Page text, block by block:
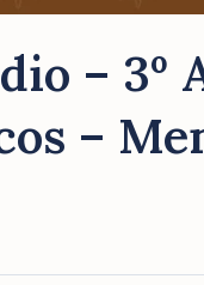
– 3º
–